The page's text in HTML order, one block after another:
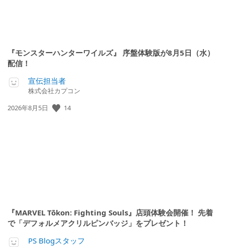
『モンスターハンターワイルズ』 序盤体験版が8月5日（水）
配信！
宣伝担当者
株式会社カプコン
公
2026年8月5日 14
『MARVEL Tōkon: Fighting Souls』店頭体験会開催！ 先着
で「デフォルメアクリルピンバッジ」をプレゼント！
PS Blogスタッフ